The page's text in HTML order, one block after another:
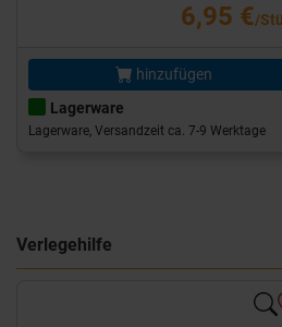
6,95 €/
hinzufügen
Lagerware
Lagerware, Versandzeit ca. 7-9 Werktage
Verlegehilfe